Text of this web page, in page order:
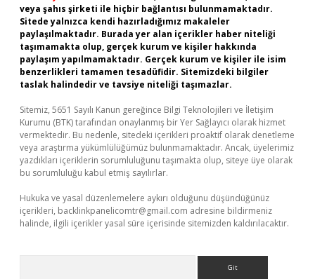
veya şahıs şirketi ile hiçbir bağlantısı bulunmamaktadır.
Sitede yalnızca kendi hazırladığımız makaleler
paylaşılmaktadır. Burada yer alan içerikler haber niteliği
taşımamakta olup, gerçek kurum ve kişiler hakkında
paylaşım yapılmamaktadır. Gerçek kurum ve kişiler ile isim
benzerlikleri tamamen tesadüfidir. Sitemizdeki bilgiler
taslak halindedir ve tavsiye niteliği taşımazlar.
Sitemiz, 5651 Sayılı Kanun gereğince Bilgi Teknolojileri ve İletişim
Kurumu (BTK) tarafından onaylanmış bir Yer Sağlayıcı olarak hizmet
vermektedir. Bu nedenle, sitedeki içerikleri proaktif olarak denetleme
veya araştırma yükümlülüğümüz bulunmamaktadır. Ancak, üyelerimiz
yazdıkları içeriklerin sorumluluğunu taşımakta olup, siteye üye olarak
bu sorumluluğu kabul etmiş sayılırlar.
Hukuka ve yasal düzenlemelere aykırı olduğunu düşündüğünüz
içerikleri, backlinkpanelicomtr@gmail.com adresine bildirmeniz
halinde, ilgili içerikler yasal süre içerisinde sitemizden kaldırılacaktır.